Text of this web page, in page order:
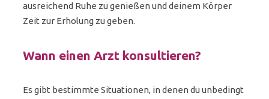
ausreichend Ruhe zu genießen und deinem Körper
Zeit zur Erholung zu geben.
Wann einen Arzt konsultieren?
Es gibt bestimmte Situationen, in denen du unbedingt